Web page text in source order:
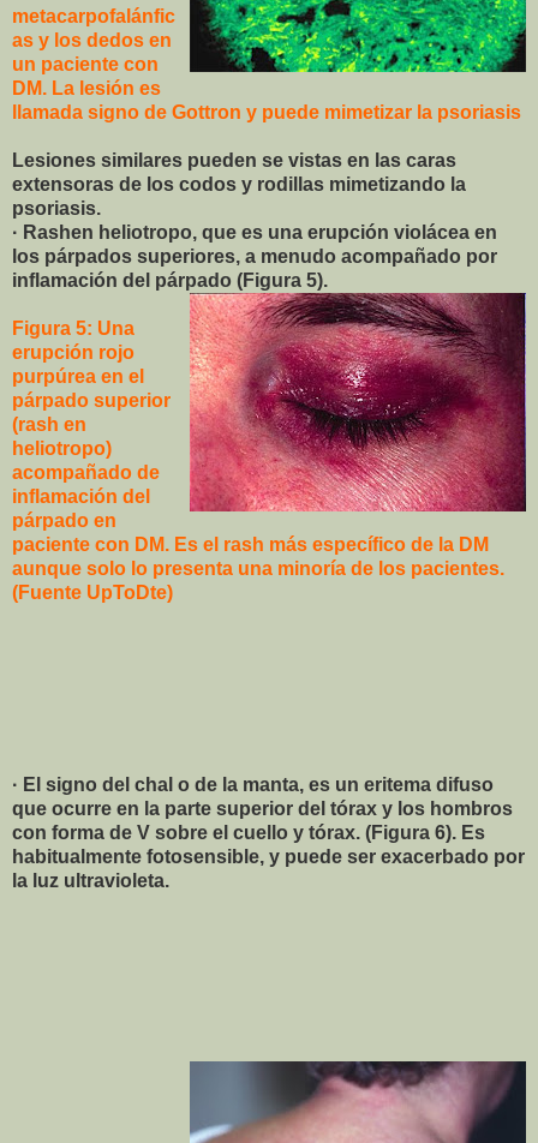
metacarpofalánfic
as y los dedos en
un paciente con
DM. La lesión es
llamada signo de Gottron y puede mimetizar la psoriasis
Lesiones similares pueden se vistas en las caras
extensoras de los codos y rodillas mimetizando la
psoriasis.
· Rashen heliotropo, que es una erupción violácea en
los párpados superiores, a menudo acompañado por
inflamación del párpado (Figura 5).
Figura 5: Una
erupción rojo
purpúrea en el
párpado superior
(rash en
heliotropo)
acompañado de
inflamación del
párpado en
paciente con DM. Es el rash más específico de la DM
aunque solo lo presenta una minoría de los pacientes.
(Fuente UpToDte)
· El signo del chal o de la manta, es un eritema difuso
que ocurre en la parte superior del tórax y los hombros
con forma de V sobre el cuello y tórax. (Figura 6). Es
habitualmente fotosensible, y puede ser exacerbado por
la luz ultravioleta.